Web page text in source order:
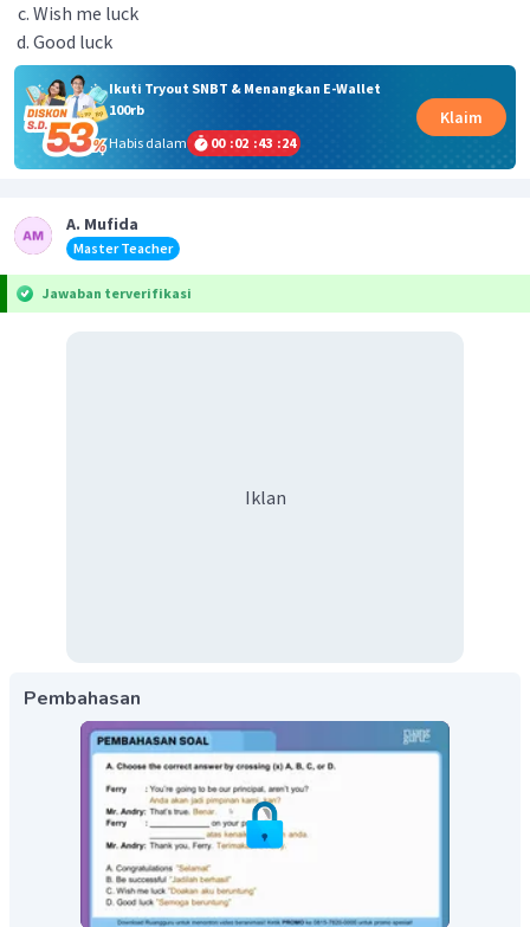
Wish me luck
Good luck
Ikuti Tryout SNBT & Menangkan E-Wallet
100rb
Habis dalam
00 :02 :43 :24
Klaim
A. Mufida
Master Teacher
Jawaban terverifikasi
Iklan
Pembahasan